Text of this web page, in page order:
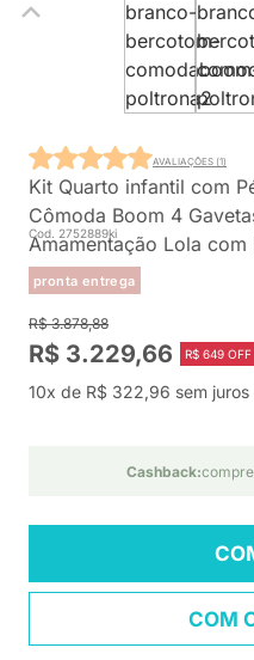
Kit Quarto infantil com
Cômoda Boom 4
Amamentação Lola com
Cod. 2752889ki
pronta entrega
AVALIAÇÕES (1)
R$ 3.878,88
R$ 3.229,66 R$ 649 OFF
10x de R$ 322,96 sem juros
Cashback:
COM